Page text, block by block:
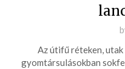
Az útifű réteken,
gyomtársulásokban